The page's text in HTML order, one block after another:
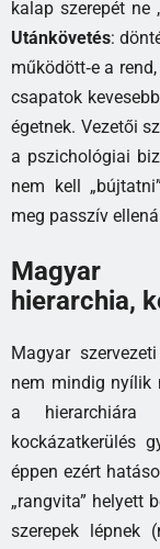
kalap szerepét ne
Utánkövetés:
működött‑e a
csapatok
égetnek. Vezetői
a pszichológiai
nem kell
meg passzív
Magyar
hierarchia,
Magyar
nem mindig nyílik
a hierarchiára
kockázatkerülés
éppen ezért
„rangvita” helyett
szerepek lépnek